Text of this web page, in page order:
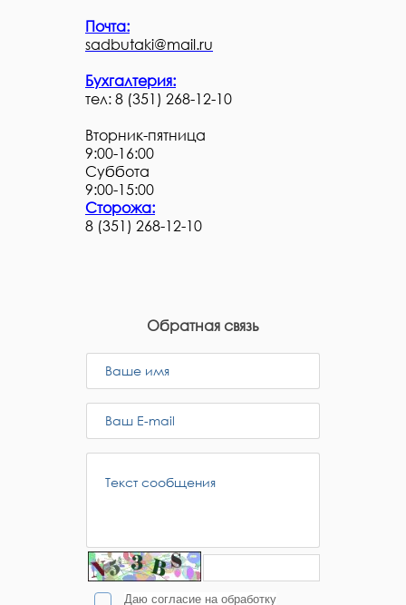
Почта:
sadbutaki@mail.ru
Бухгалтерия:
тел: 8 (351) 268-12-10
Вторник-пятница
9:00-16:00
Суббота
9:00-15:00
Сторожа:
8 (351) 268-12-10
Обратная связь
Даю согласие на обработку